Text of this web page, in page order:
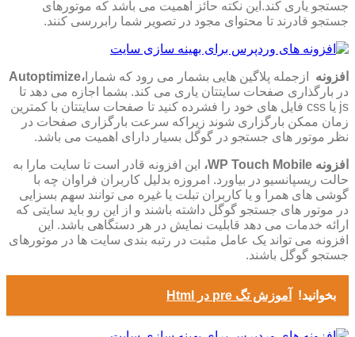
جستجو یاری کند.این نکته حائز اهمیت می باشد که موتورهای
جستجو قادرند تا محتوای مجود در تصویر شما رابررسی کنند.
افزونه ، ازجمله پلاگین هایی بشمار می رود که شمارا
در بارگذاری صفحات سایتتان یاری می کند. بشما اجازه می دهد تا
فایل های css یا js
خود را فشرده کنید تا صفحات سایتتان با کمترین
زمان ممکن بارگزاری شوند زیراکه سرعت بارگزاری صفحات در
نظر موتور های جستجو در گوگل بسیار دارای اهمیت می باشد.
افزونه ، این افزونه قادر است تا سایت مارا به
حالت ریسپانسیو در بیاورد. امروزه بدلیل کاربران فراوان چه با
گوشی های همرا و یا کاربران تبلت یا غیره می توانند سهم بسزایی
در موتور های جستجو گوگل داشته باشند و از این رو باید سایتی که
ارائه خدمات می دهد قابلیت نمایش در هر دستگاهی باشد. این
افزونه می تواند یک عامل مثبت در رتبه بندی سایت ها در موتورهای
جستجو گوگل باشند.
بخوانید! آموزش تگ pre در Html